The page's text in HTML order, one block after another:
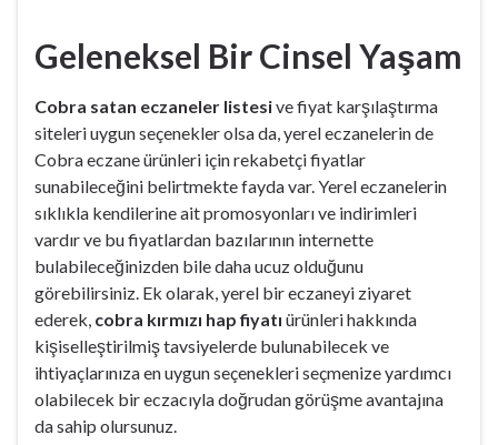
Geleneksel Bir Cinsel Yaşam
Cobra satan eczaneler listesive fiyat karşılaştırma
siteleri uygun seçenekler olsa da, yerel eczanelerin de
Cobra eczane ürünleri için rekabetçi fiyatlar
sunabileceğini belirtmekte fayda var. Yerel eczanelerin
sıklıkla kendilerine ait promosyonları ve indirimleri
vardır ve bu fiyatlardan bazılarının internette
bulabileceğinizden bile daha ucuz olduğunu
görebilirsiniz. Ek olarak, yerel bir eczaneyi ziyaret
ederek, cobra kırmızı hap fiyatı ürünleri hakkında
kişiselleştirilmiş tavsiyelerde bulunabilecek ve
ihtiyaçlarınıza en uygun seçenekleri seçmenize yardımcı
olabilecek bir eczacıyla doğrudan görüşme avantajına
da sahip olursunuz.